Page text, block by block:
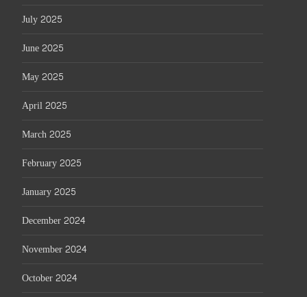
July 2025
June 2025
May 2025
April 2025
March 2025
February 2025
January 2025
December 2024
November 2024
October 2024